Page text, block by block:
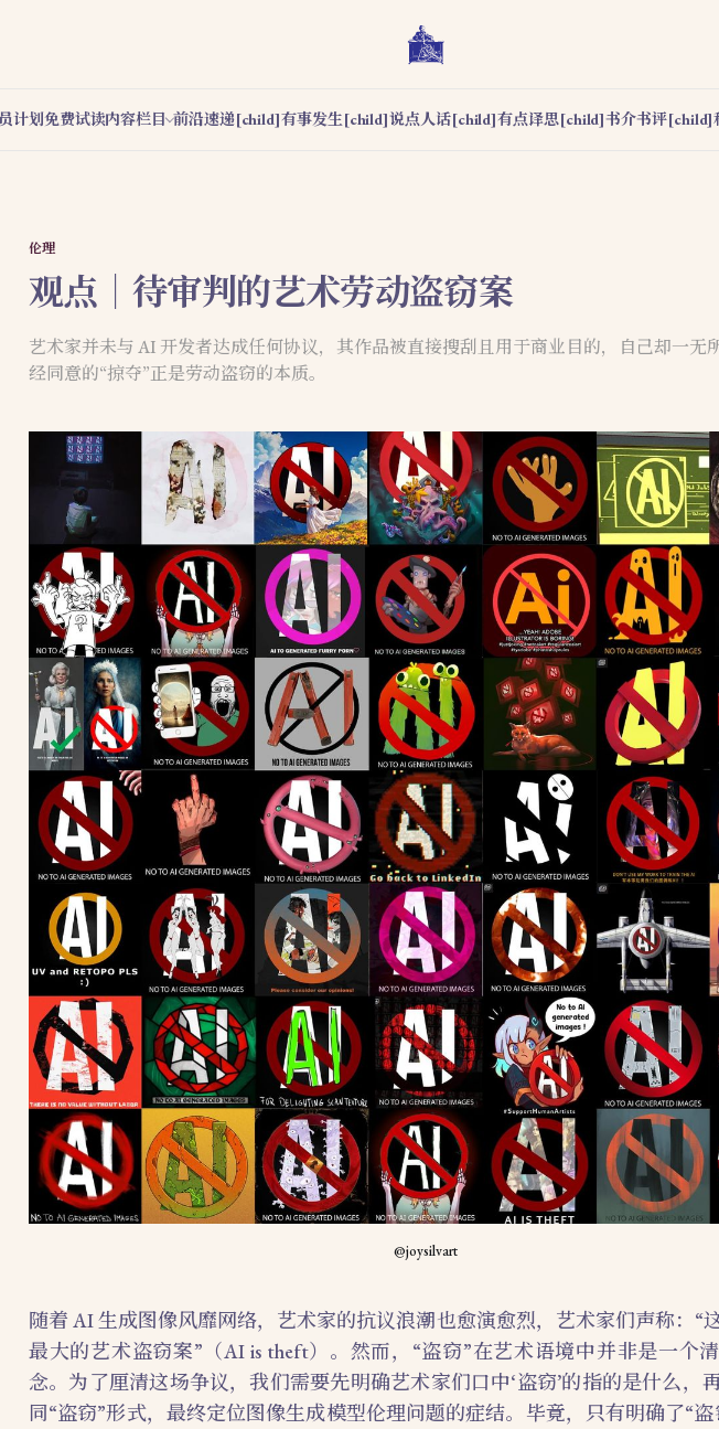
计划免费试读内容栏目 前沿速递[child]有事发生[child]说点人话[child]有点译思[child]书介书评[child]
伦理
观点｜待审判的艺术劳动盗窃案
艺术家并未与 AI 开发者达成任何协议，其作品被直接搜刮且用于商业目的，自己却一无
经同意的“掠夺”正是劳动盗窃的本质。
@joysilvart
随着 AI 生成图像风靡网络，艺术家的抗议浪潮也愈演愈烈，艺术家们声称：“
最大的艺术盗窃案”（AI is theft）。然而，“盗窃”在艺术语境中并非是一个
念。为了厘清这场争议，我们需要先明确艺术家们口中‘盗窃’的指的是什么，
同“盗窃”形式，最终定位图像生成模型伦理问题的症结。毕竟，只有明确了“盗